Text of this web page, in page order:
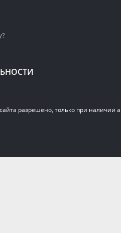
разрешено, только при наличии